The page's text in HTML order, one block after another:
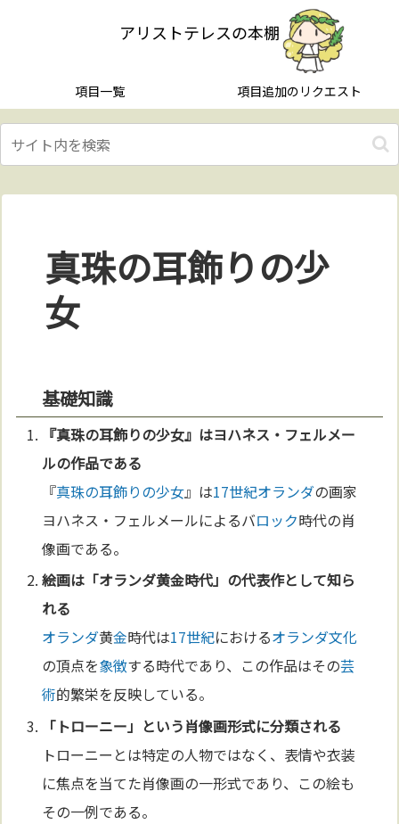
アリストテレスの本棚
項目一覧 項目追加のリクエスト
真珠の耳飾りの少
女
基礎知識
『真珠の耳飾りの少女』はヨハネス・フェルメー
ルの作品である
『真珠の耳飾りの少女』は17世紀オランダの画家
ヨハネス・フェルメールによるバロック時代の肖
像画である。
絵画は「オランダ黄金時代」の代表作として知ら
れる
オランダ黄金時代は17世紀におけるオランダ文化
の頂点を象徴する時代であり、この作品はその芸
術的繁栄を反映している。
「トローニー」という肖像画形式に分類される
トローニーとは特定の人物ではなく、表情や衣装
に焦点を当てた肖像画の一形式であり、この絵も
その一例である。